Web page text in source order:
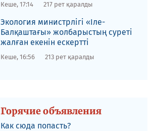
Кеше, 17:14 217 рет қаралды
​Экология министрлігі «Іле-
Балқаштағы» жолбарыстың суреті
жалған екенін ескертті
Кеше, 16:56 213 рет қаралды
Горячие объявления
Как сюда попасть?